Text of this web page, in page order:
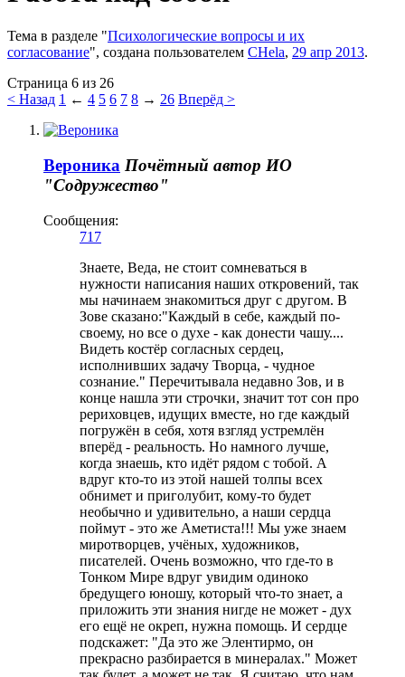
Тема в разделе "Психологические вопросы и их
согласование", создана пользователем CHela, 29 апр 2013.
Страница 6 из 26
< Назад 1 ← 4 5 6 7 8 → 26 Вперёд >
Вероника Почётный автор ИО
"Содружество"
Сообщения:
717
Знаете, Веда, не стоит сомневаться в
нужности написания наших откровений, так
мы начинаем знакомиться друг с другом. В
Зове сказано:"Каждый в себе, каждый по-
своему, но все о духе - как донести чашу....
Видеть костёр согласных сердец,
исполнивших задачу Творца, - чудное
сознание." Перечитывала недавно Зов, и в
конце нашла эти строчки, значит тот сон про
рериховцев, идущих вместе, но где каждый
погружён в себя, хотя взгляд устремлён
вперёд - реальность. Но намного лучше,
когда знаешь, кто идёт рядом с тобой. А
вдруг кто-то из этой нашей толпы всех
обнимет и приголубит, кому-то будет
необычно и удивительно, а наши сердца
поймут - это же Аметиста!!! Мы уже знаем
миротворцев, учёных, художников,
писателей. Очень возможно, что где-то в
Тонком Мире вдруг увидим одиноко
бредущего юношу, который что-то знает, а
приложить эти знания нигде не может - дух
его ещё не окреп, нужна помощь. И сердце
подскажет: "Да это же Элентирмо, он
прекрасно разбирается в минералах." Может